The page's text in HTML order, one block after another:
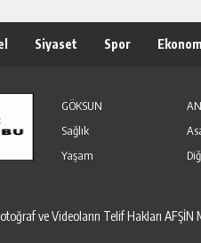
Siyaset Spor
GÖKSUN
Sağlık
Yaşam
ve Videoların Telif Hakları